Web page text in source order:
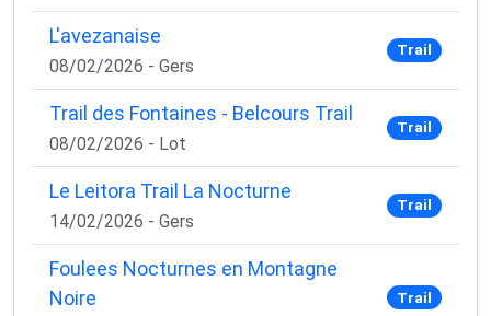
Rejoignez des milliers de sportifs passionnés et
recevez chaque mois :
✅ Des astuces de pros pour progresser plus vite
✅ Les dernières tendances matos & nutrition
✅ Descodes promo et bons plans
1 email / mois. Zéro spam. 100 % utile.
Email
L'avezanaise
08/02/2026 - Gers
Trail
Trail des Fontaines - Belcours Trail
08/02/2026 - Lot
Trail
Le Leitora Trail La Nocturne
14/02/2026 - Gers
Trail
Foulees Nocturnes en Montagne
Noire
Trail